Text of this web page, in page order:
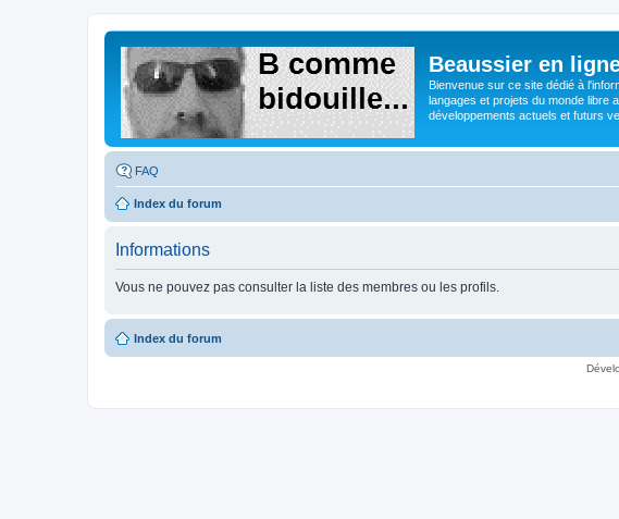
Beaussier en
Bienvenue sur ce site dédié à
langages et projets du monde libre
développements actuels et futurs
FAQ
Index du forum
Informations
Vous ne pouvez pas consulter la liste des membres ou les profils.
Index du forum